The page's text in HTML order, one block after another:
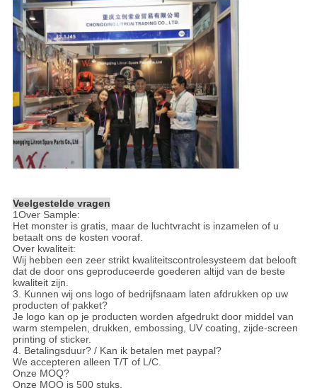
Veelgestelde vragen
1Over Sample:
Het monster is gratis, maar de luchtvracht is inzamelen of u
betaalt ons de kosten vooraf.
Over kwaliteit:
Wij hebben een zeer strikt kwaliteitscontrolesysteem dat belooft
dat de door ons geproduceerde goederen altijd van de beste
kwaliteit zijn.
3. Kunnen wij ons logo of bedrijfsnaam laten afdrukken op uw
producten of pakket?
Je logo kan op je producten worden afgedrukt door middel van
warm stempelen, drukken, embossing, UV coating, zijde-screen
printing of sticker.
4. Betalingsduur? / Kan ik betalen met paypal?
We accepteren alleen T/T of L/C.
Onze MOQ?
Onze MOQ is 500 stuks.